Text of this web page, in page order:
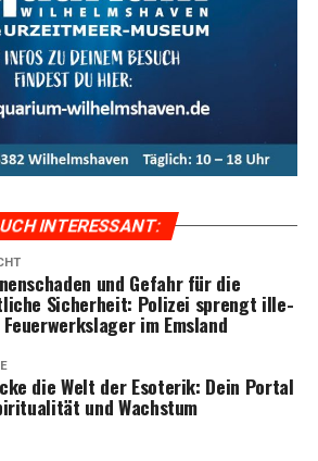
INTER­ES­SANT:
und Gefahr für die
Sicher­heit: Poli­zei sprengt ille­
im Emsland
die Welt der Eso­te­rik: Dein Por­tal
und Wachstum